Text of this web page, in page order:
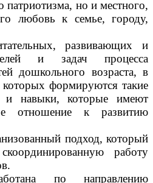
патриотизма, но и местного,
любовь к семье, городу,
развивающих и
и задач процесса
дошкольного возраста, в
которых формируются такие
и навыки, которые имеют
отношение к развитию
подход, который
работу
по направлению